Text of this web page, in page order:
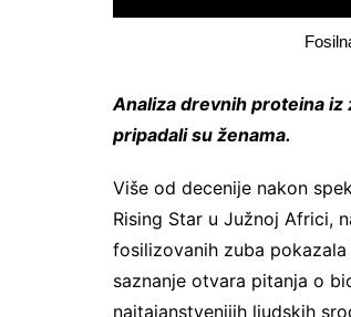
Analiza drevnih proteina iz
pripadali su ženama.
Više od decenije nakon
Rising Star u Južnoj Africi,
fosilizovanih zuba
saznanje otvara pitanja o
najtajanstvenijih ljudskih